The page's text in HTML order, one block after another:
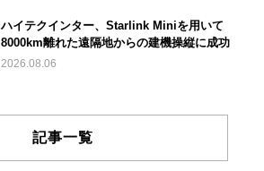
ハイテクインター、Starlink Miniを用いて
8000km離れた遠隔地からの建機操縦に成功
2026.08.06
記事一覧